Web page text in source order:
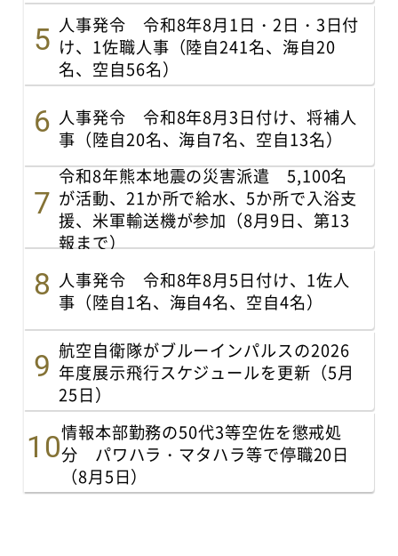
人事発令 令和8年8月1日・2日・3日付
け、1佐職人事（陸自241名、海自20
名、空自56名）
人事発令 令和8年8月3日付け、将補人
事（陸自20名、海自7名、空自13名）
令和8年熊本地震の災害派遣 5,100名
が活動、21か所で給水、5か所で入浴支
援、米軍輸送機が参加（8月9日、第13
報まで）
人事発令 令和8年8月5日付け、1佐人
事（陸自1名、海自4名、空自4名）
航空自衛隊がブルーインパルスの2026
年度展示飛行スケジュールを更新（5月
25日）
情報本部勤務の50代3等空佐を懲戒処
分 パワハラ・マタハラ等で停職20日
（8月5日）